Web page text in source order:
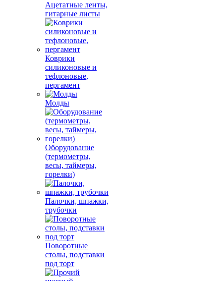
Ацетатные ленты,
гитарные листы
Коврики
силиконовые и
тефлоновые,
пергамент
Молды
Оборудование
(термометры,
весы, таймеры,
горелки)
Палочки, шпажки,
трубочки
Поворотные
столы, подставки
под торт